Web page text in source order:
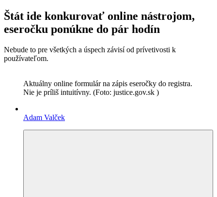
Štát ide konkurovať online nástrojom,
eseročku ponúkne do pár hodín
Nebude to pre všetkých a úspech závisí od prívetivosti k
používateľom.
Aktuálny online formulár na zápis eseročky do registra.
Nie je príliš intuitívny. (Foto: justice.gov.sk )
Adam Valček